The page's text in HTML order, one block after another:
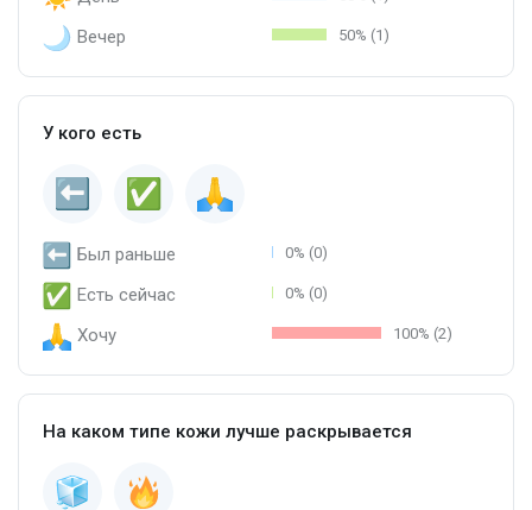
Вечер 50% (1)
У кого есть
Был раньше 0% (0)
Есть сейчас 0% (0)
Хочу 100% (2)
На каком типе кожи лучше раскрывается